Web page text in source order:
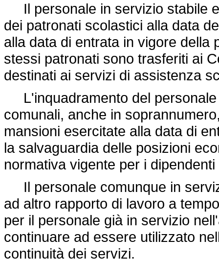
Il personale in servizio stabile
dei patronati scolastici alla data
alla data di entrata in vigore della
stessi patronati sono trasferiti ai
destinati ai servizi di assistenza
L'inquadramento del personale
comunali, anche in
mansioni esercitate alla data di
la salvaguardia delle posizioni
normativa vigente per i
Il personale comunque in
ad altro rapporto di lavoro a
per il personale già in servizio
continuare ad essere utilizzato
continuità dei servizi.